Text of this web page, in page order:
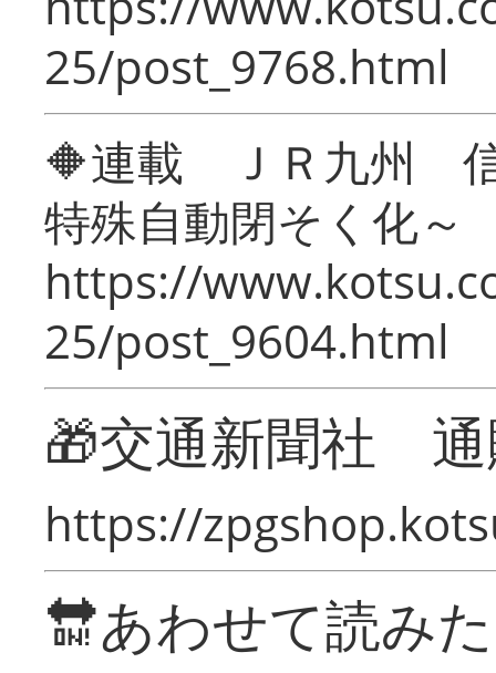
25/post_9768.html
🔶連載 ＪＲ九州 信
特殊自動閉そく化～
https://
25/post_9604.html
🎁交通新聞社
https://
🔛あわせて読み